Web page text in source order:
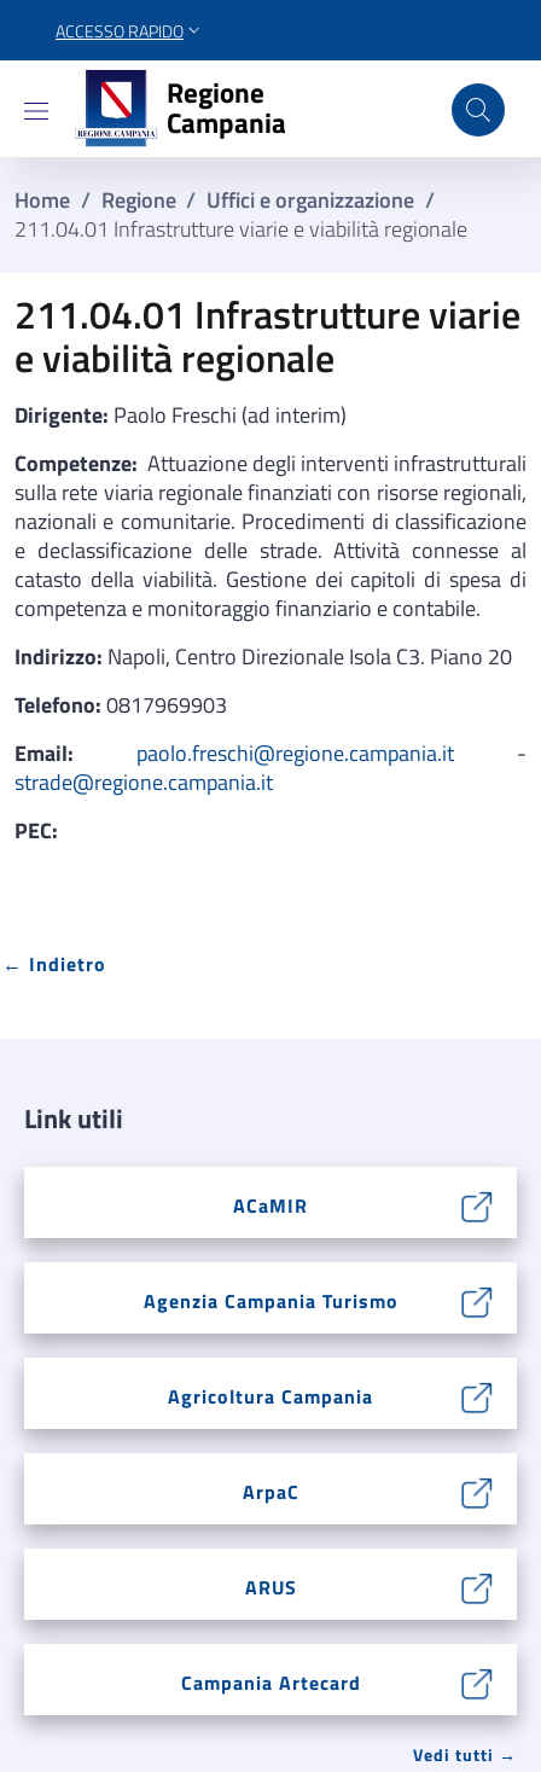
ACCESSO RAPIDO
Regione Campania
Regione
Campania
Home / Regione / Uffici e organizzazione /
211.04.01 Infrastrutture viarie e viabilità regionale
211.04.01 Infrastrutture viarie
e viabilità regionale
Dirigente: Paolo Freschi (ad interim)
Competenze: Attuazione degli interventi infrastrutturali
sulla rete viaria regionale finanziati con risorse regionali,
nazionali e comunitarie. Procedimenti di classificazione
e declassificazione delle strade. Attività connesse al
catasto della viabilità. Gestione dei capitoli di spesa di
competenza e monitoraggio finanziario e contabile.
Indirizzo: Napoli, Centro Direzionale Isola C3. Piano 20
Telefono:0817969903
Email: paolo.freschi@regione.campania.it -
strade@regione.campania.it
PEC:
← Indietro
Link utili
ACaMIR
Agenzia Campania Turismo
Agricoltura Campania
ArpaC
ARUS
Campania Artecard
Vedi tutti →